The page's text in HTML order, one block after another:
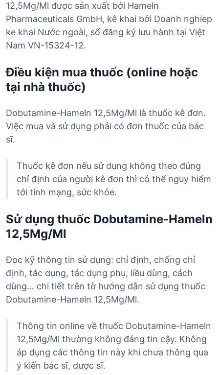
12,5Mg/Ml được sản xuất bởi Hameln
Pharmaceuticals GmbH, kê khai bởi Doanh nghiep
ke khai Nước ngoài, số đăng ký lưu hành tại Việt
Nam VN-15324-12.
Điều kiện mua thuốc (online hoặc
tại nhà thuốc)
Dobutamine-Hameln 12,5Mg/Ml là thuốc kê đơn.
Việc mua và sử dụng phải có đơn thuốc của bác
sĩ.
Thuốc kê đơn nếu sử dụng không theo đúng
chỉ định của người kê đơn thì có thể nguy hiểm
tới tính mạng, sức khỏe.
Sử dụng thuốc Dobutamine-Hameln
12,5Mg/Ml
Đọc kỹ thông tin sử dụng: chỉ định, chống chỉ
định, tác dụng, tác dụng phụ, liều dùng, cách
dùng… chi tiết trên tờ hướng dẫn sử dụng thuốc
Dobutamine-Hameln 12,5Mg/Ml.
Thông tin online về thuốc Dobutamine-Hameln
12,5Mg/Ml thường không đáng tin cậy. Không
áp dụng các thông tin này khi chưa thông qua
ý kiến bác sĩ, dược sĩ.